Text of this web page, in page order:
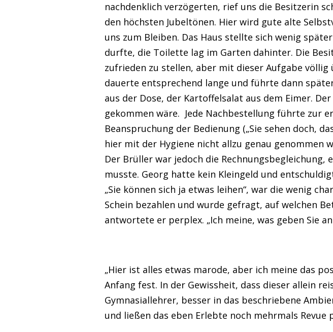
nachdenklich verzögerten, rief uns die Besitzerin
den höchsten Jubeltönen. Hier wird gute alte
uns zum Bleiben. Das Haus stellte sich wenig
durfte, die Toilette lag im Garten dahinter. Die
zufrieden zu stellen, aber mit dieser Aufgabe
dauerte entsprechend lange und führte dann
aus der Dose, der Kartoffelsalat aus dem Eimer.
gekommen wäre. Jede Nachbestellung führte zur
Beanspruchung der Bedienung („Sie sehen doch,
hier mit der Hygiene nicht allzu genau genommen
Der Brüller war jedoch die
musste. Georg hatte kein Kleingeld und
„Sie können sich ja etwas leihen“, war die wenig
Schein bezahlen und wurde gefragt, auf welchen
antwortete er perplex. „Ich meine, was geben Sie
„Hier ist alles etwas marode, aber ich meine das
Anfang fest. In der Gewissheit, dass dieser allein
Gymnasiallehrer, besser in das beschriebene
und ließen das eben Erlebte noch mehrmals